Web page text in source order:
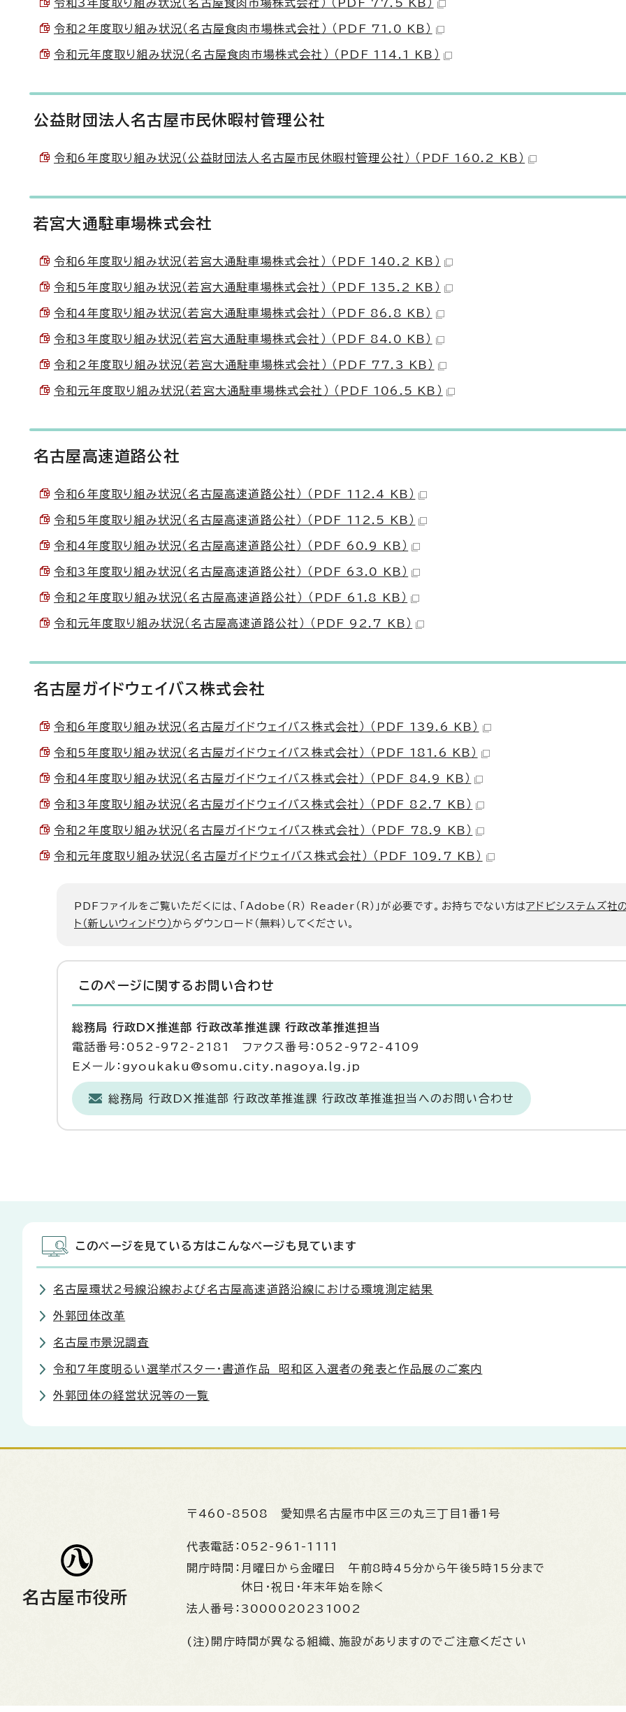
令和3年度取り組み状況（名古屋食肉市場株式会社） （PDF 77.5 KB）
令和2年度取り組み状況（名古屋食肉市場株式会社） （PDF 71.0 KB）
令和元年度取り組み状況（名古屋食肉市場株式会社） （PDF 114.1 KB）
公益財団法人名古屋市民休暇村管理公社
令和6年度取り組み状況（公益財団法人名古屋市民休暇村管理公社） （PDF 160.2 KB）
若宮大通駐車場株式会社
令和6年度取り組み状況（若宮大通駐車場株式会社） （PDF 140.2 KB）
令和5年度取り組み状況（若宮大通駐車場株式会社） （PDF 135.2 KB）
令和4年度取り組み状況（若宮大通駐車場株式会社） （PDF 86.8 KB）
令和3年度取り組み状況（若宮大通駐車場株式会社） （PDF 84.0 KB）
令和2年度取り組み状況（若宮大通駐車場株式会社） （PDF 77.3 KB）
令和元年度取り組み状況（若宮大通駐車場株式会社） （PDF 106.5 KB）
名古屋高速道路公社
令和6年度取り組み状況（名古屋高速道路公社） （PDF 112.4 KB）
令和5年度取り組み状況（名古屋高速道路公社） （PDF 112.5 KB）
令和4年度取り組み状況（名古屋高速道路公社） （PDF 60.9 KB）
令和3年度取り組み状況（名古屋高速道路公社） （PDF 63.0 KB）
令和2年度取り組み状況（名古屋高速道路公社） （PDF 61.8 KB）
令和元年度取り組み状況（名古屋高速道路公社） （PDF 92.7 KB）
名古屋ガイドウェイバス株式会社
令和6年度取り組み状況（名古屋ガイドウェイバス株式会社） （PDF 139.6 KB）
令和5年度取り組み状況（名古屋ガイドウェイバス株式会社） （PDF 181.6 KB）
令和4年度取り組み状況（名古屋ガイドウェイバス株式会社） （PDF 84.9 KB）
令和3年度取り組み状況（名古屋ガイドウェイバス株式会社） （PDF 82.7 KB）
令和2年度取り組み状況（名古屋ガイドウェイバス株式会社） （PDF 78.9 KB）
令和元年度取り組み状況（名古屋ガイドウェイバス株式会社） （PDF 109.7 KB）
PDFファイルをご覧いただくには、「Adobe（R） Reader（R）」が必要です。お持ちでない方はアドビシステムズ社
ト（新しいウィンドウ）からダウンロード（無料）してください。
このページに関する お問い合わせ
総務局 行政DX推進部 行政改革推進課 行政改革推進担当
電話番号：052-972-2181 ファクス番号：052-972-4109
Eメール：gyoukaku@somu.city.nagoya.lg.jp
総務局 行政DX推進部 行政改革推進課 行政改革推進担当へのお問い合わせ
このページを見ている方はこんなページも見ています
名古屋環状2号線沿線および名古屋高速道路沿線における環境測定結果
外郭団体改革
名古屋市景況調査
令和7年度明るい選挙ポスター・書道作品 昭和区入選者の発表と作品展のご案内
外郭団体の経営状況等の一覧
名古屋市役所
〒460-8508 愛知県名古屋市中区三の丸三丁目1番1号
代表電話： 052-961-1111
開庁時間： 月曜日から金曜日 午前8時45分から午後5時15分まで
休日・祝日・年末年始を除く
法人番号： 3000020231002
(注)開庁時間が異なる組織、施設がありますのでご注意ください